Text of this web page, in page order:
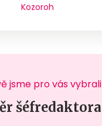
Kozoroh
jsme pro vás vybrali
šéfredaktora